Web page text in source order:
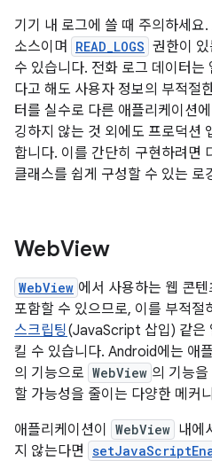
기기 내 로그에 쓸 때 주의하세요
소스이며
READ_LOGS 권한이
수 있습니다. 전화 로그 데이터는
다고 해도 사용자 정보의 부적절
터를 실수로 다른 애플리케이션
깅하지 않는 것 외에도 프로덕션
합니다. 이를 간단히 구현하려면
클래스를 쉽게 구성할 수 있는 로
WebView
WebView 에서 사용하는 웹 콘
포함할 수 있으므로, 이를 부적절
스크립팅(JavaScript 삽입) 같은
킬 수 있습니다. Android에는 애
의 기능으로 WebView 의 기능
할 가능성을 줄이는 다양한 메커
애플리케이션이
WebView 내에
지 않는다면